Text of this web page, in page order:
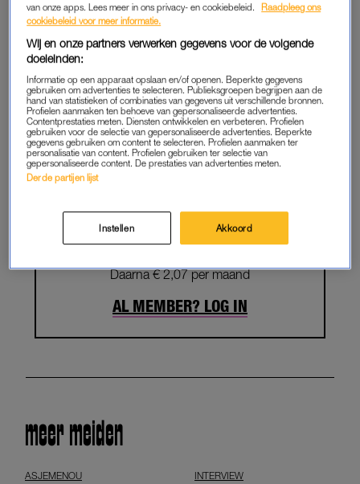
Onbeperkt toegang tot alle artikelen
De chillste deals: win een e-reader of
elektrische fiets
Lees LINDA.meiden online
Geen gedoe: iedere maand
opzegbaar
START GRATIS
Daarna € 2,07 per maand
AL MEMBER? LOG IN
meer meiden
ASJEMENOU INTERVIEW
van onze apps. Lees meer in ons privacy- en cookiebeleid.
Raadpleeg ons
cookiebeleid voor meer informatie.
Wij en onze partners verwerken gegevens voor de volgende
doeleinden:
Informatie op een apparaat opslaan en/of openen. Beperkte gegevens
gebruiken om advertenties te selecteren. Publieksgroepen begrijpen aan de
hand van statistieken of combinaties van gegevens uit verschillende bronnen.
Profielen aanmaken ten behoeve van gepersonaliseerde advertenties.
Contentprestaties meten. Diensten ontwikkelen en verbeteren. Profielen
gebruiken voor de selectie van gepersonaliseerde advertenties. Beperkte
gegevens gebruiken om content te selecteren. Profielen aanmaken ter
personalisatie van content. Profielen gebruiken ter selectie van
gepersonaliseerde content. De prestaties van advertenties meten.
Derde partijen lijst
Instellen Akkoord